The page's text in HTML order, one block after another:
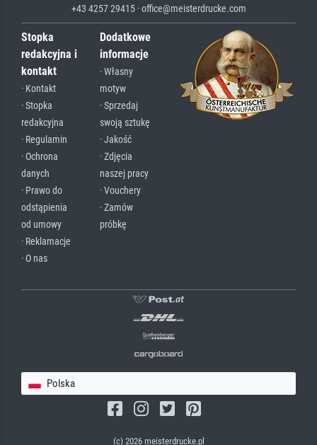
+43 4257 29415 · office@meisterdrucke.com
Stopka
redakcyjna i
kontakt
· Kontakt
· Stopka
redakcyjna
· Regulamin
· Ochrona
danych
· Prawo do
odstąpienia
od umowy
· Reklamacje
· O nas
Dodatkowe
informacje
· Własny
motyw
· Sprzedaj
swoją sztukę
· Jakość
· Zdjęcia
naszej pracy
· Vouchery
· Zamów
próbkę
Polska
(c) 2026 meisterdrucke.pl